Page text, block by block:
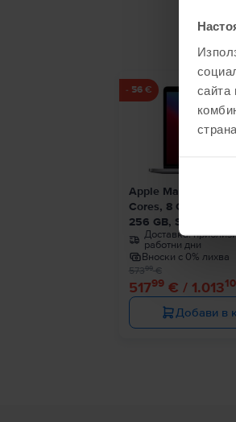
сайта
- 56 €
Apple MacBook Pro
Cores, 8 GB, 8 core
256 GB, Space
Доставка:
работни дни
Вноски с 0% лихва
51799€ / 1.01310
57399€
Добави в